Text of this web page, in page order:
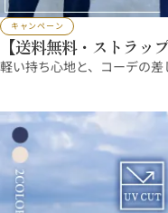
キャンペーン
【送料無料・ストラッ
やかに
軽い持ち心地と、コーデの